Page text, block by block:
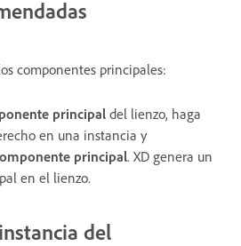
componentes principales:
principaldel lienzo, haga
en una instancia y
principal. XD genera un
en el lienzo.
del